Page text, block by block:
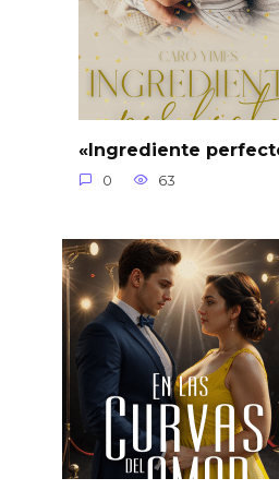
«Ingrediente
0 63